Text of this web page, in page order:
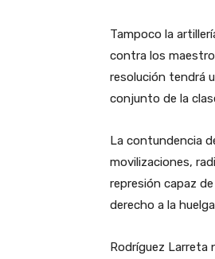
Tampoco la
contra los
resolución tendrá
conjunto de la
La contundencia
movilizaciones,
represión capaz
derecho a la
Rodríguez Larreta